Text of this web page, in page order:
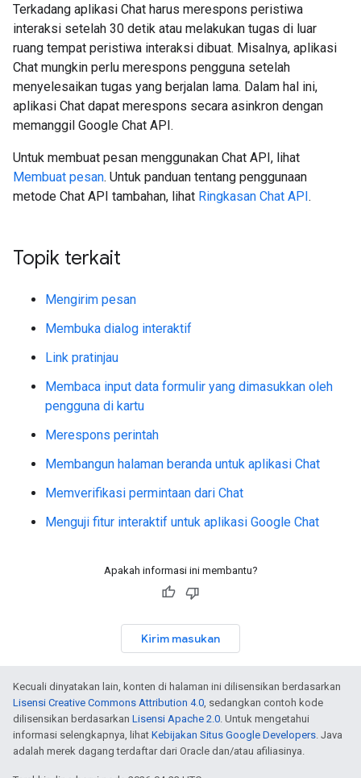
Terkadang aplikasi Chat harus merespons peristiwa
interaksi setelah 30 detik atau melakukan tugas di luar
ruang tempat peristiwa interaksi dibuat. Misalnya, aplikasi
Chat mungkin perlu merespons pengguna setelah
menyelesaikan tugas yang berjalan lama. Dalam hal ini,
aplikasi Chat dapat merespons secara asinkron dengan
memanggil Google Chat API.
Untuk membuat pesan menggunakan Chat API, lihat
Membuat pesan. Untuk panduan tentang penggunaan
metode Chat API tambahan, lihat Ringkasan Chat API.
Topik terkait
Mengirim pesan
Membuka dialog interaktif
Link pratinjau
Membaca input data formulir yang dimasukkan oleh
pengguna di kartu
Merespons perintah
Membangun halaman beranda untuk aplikasi Chat
Memverifikasi permintaan dari Chat
Menguji fitur interaktif untuk aplikasi Google Chat
Apakah informasi ini membantu?
Kirim masukan
Kecuali dinyatakan lain, konten di halaman ini dilisensikan berdasarkan
Lisensi Creative Commons Attribution 4.0 , sedangkan contoh kode
dilisensikan berdasarkan Lisensi Apache 2.0 . Untuk mengetahui
informasi selengkapnya, lihat Kebijakan Situs Google Developers . Java
adalah merek dagang terdaftar dari Oracle dan/atau afiliasinya.